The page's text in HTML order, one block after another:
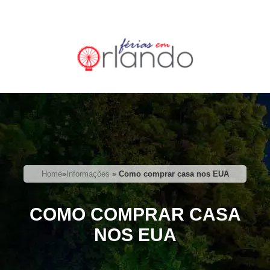
Home»Informações » Como comprar casa nos EUA
COMO COMPRAR CASA
NOS EUA